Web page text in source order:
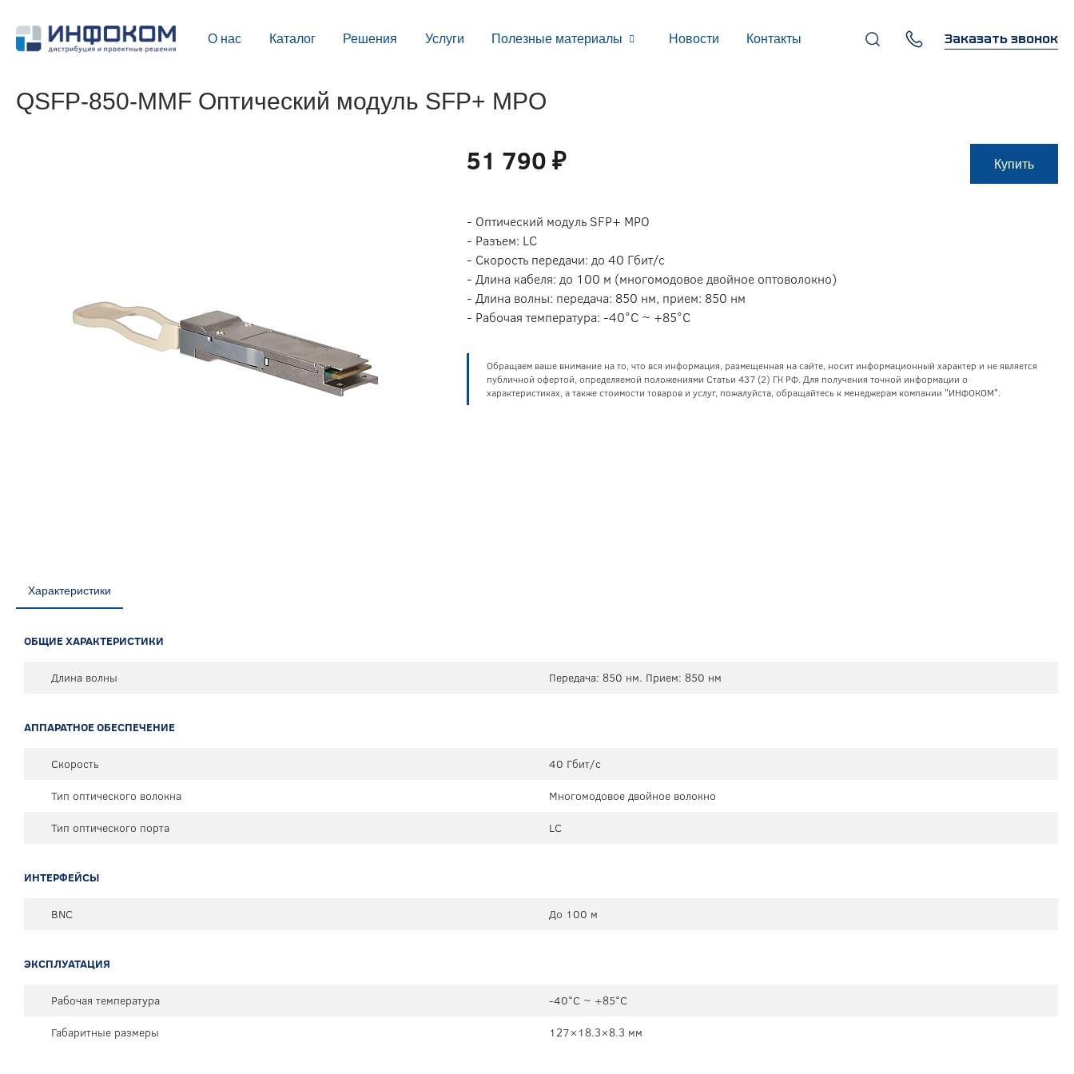
О нас Каталог Решения Услуги Полезные материалы Новости Контакты Заказать звонок
QSFP-850-MMF Оптический модуль SFP+ MPO
51 790 ₽ Купить
- Оптический модуль SFP+ MPO
- Разъем: LC
- Cкорость передачи: до 40 Гбит/с
- Длина кабеля: до 100 м (многомодовое двойное оптоволокно)
- Длина волны: передача: 850 нм, прием: 850 нм
- Рабочая температура: -40°C ~ +85°C
Обращаем ваше внимание на то, что вся информация, размещенная на сайте, носит информационный характер и не является
публичной офертой, определяемой положениями Статьи 437 (2) ГК РФ. Для получения точной информации о
характеристиках, а также стоимости товаров и услуг, пожалуйста, обращайтесь к менеджерам компании "ИНФОКОМ".
Характеристики
ОБЩИЕ ХАРАКТЕРИСТИКИ
Длина волны Передача: 850 нм. Прием: 850 нм
АППАРАТНОЕ ОБЕСПЕЧЕНИЕ
Скорость
40 Гбит/с
Тип оптического волокна
Многомодовое двойное волокно
Тип оптического порта
LC
ИНТЕРФЕЙСЫ
BNC До 100 м
ЭКСПЛУАТАЦИЯ
Рабочая температура
-40°C ~ +85°C
Габаритные размеры
127×18.3×8.3 мм